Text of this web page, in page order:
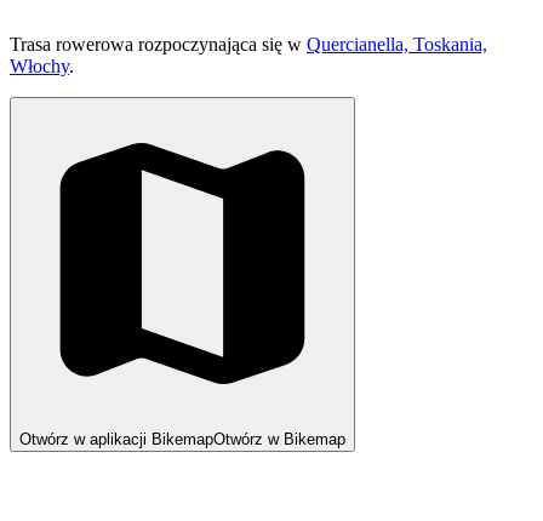
Trasa rowerowa rozpoczynająca się w Quercianella, Toskania,
Włochy.
Otwórz w aplikacji BikemapOtwórz w Bikemap